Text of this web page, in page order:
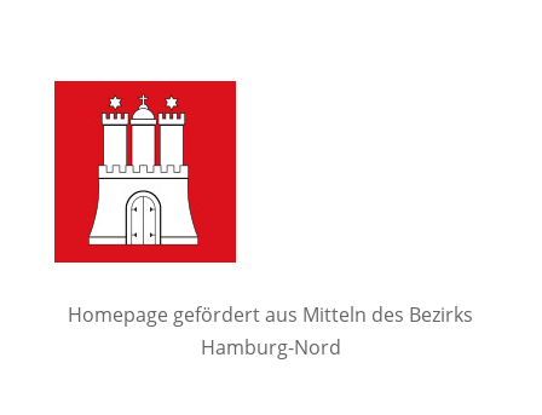
Homepage gefördert aus Mitteln des Bezirks
Hamburg-Nord